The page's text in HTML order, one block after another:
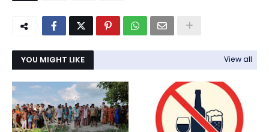
YOU MIGHT LIKE View all